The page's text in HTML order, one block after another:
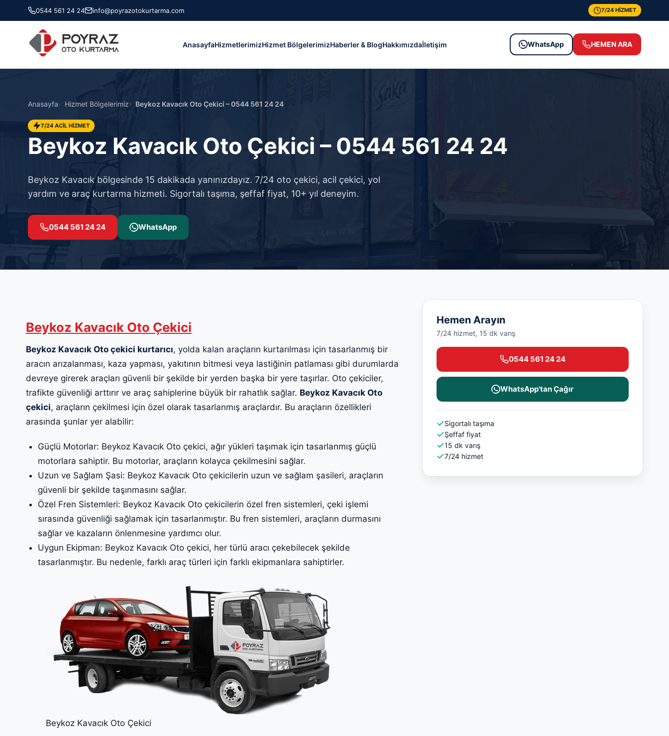
0544 561 24 24 info@poyrazotokurtarma.com 7/24 HİZMET
AnasayfaHizmetlerimizHizmet BölgelerimizHaberler & BlogHakkımızdaİletişim WhatsApp HEMEN ARA
Anasayfa Hizmet Bölgelerimiz Beykoz Kavacık Oto Çekici – 0544 561 24 24
7/24 ACİL HİZMET
Beykoz Kavacık Oto Çekici – 0544 561 24 24
Beykoz Kavacık bölgesinde 15 dakikada yanınızdayız. 7/24 oto çekici, acil çekici, yol
yardım ve araç kurtarma hizmeti. Sigortalı taşıma, şeffaf fiyat, 10+ yıl deneyim.
0544 561 24 24 WhatsApp
Beykoz Kavacık Oto Çekici
Beykoz Kavacık Oto çekici kurtarıcı, yolda kalan araçların kurtarılması için tasarlanmış bir
aracın arızalanması, kaza yapması, yakıtının bitmesi veya lastiğinin patlaması gibi durumlarda
devreye girerek araçları güvenli bir şekilde bir yerden başka bir yere taşırlar. Oto çekiciler,
trafikte güvenliği arttırır ve araç sahiplerine büyük bir rahatlık sağlar. Beykoz Kavacık Oto
çekici, araçların çekilmesi için özel olarak tasarlanmış araçlardır. Bu araçların özellikleri
arasında şunlar yer alabilir:
Güçlü Motorlar: Beykoz Kavacık Oto çekici, ağır yükleri taşımak için tasarlanmış güçlü
motorlara sahiptir. Bu motorlar, araçların kolayca çekilmesini sağlar.
Uzun ve Sağlam Şasi: Beykoz Kavacık Oto çekicilerin uzun ve sağlam şasileri, araçların
güvenli bir şekilde taşınmasını sağlar.
Özel Fren Sistemleri: Beykoz Kavacık Oto çekicilerin özel fren sistemleri, çeki işlemi
sırasında güvenliği sağlamak için tasarlanmıştır. Bu fren sistemleri, araçların durmasını
sağlar ve kazaların önlenmesine yardımcı olur.
Uygun Ekipman: Beykoz Kavacık Oto çekici, her türlü aracı çekebilecek şekilde
tasarlanmıştır. Bu nedenle, farklı araç türleri için farklı ekipmanlara sahiptirler.
Beykoz Kavacık Oto Çekici
Hemen Arayın
7/24 hizmet, 15 dk varış
0544 561 24 24
WhatsApp'tan Çağır
Sigortalı taşıma
Şeffaf fiyat
15 dk varış
7/24 hizmet